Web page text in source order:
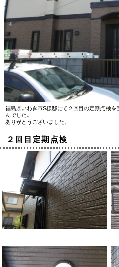
福島県いわき市S様邸にて２回目の定期点検
んでした。
ありがとうございました。
２回目定期点検